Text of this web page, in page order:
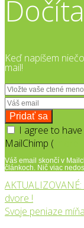
Keď napíšem
mail!
I agree to
MailChimp (
Váš email skončí v
článkoch. Nič viac
dvore !
Svoje peniaze